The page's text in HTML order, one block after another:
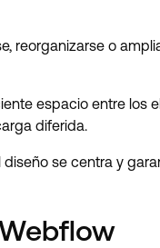
o
espacio entre los
diferida.
se centra y